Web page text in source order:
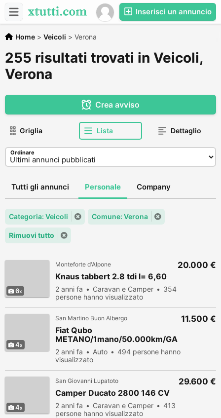
Inserisci un annuncio
Home > Veicoli > Verona
255 risultati trovati in Veicoli,
Verona
Crea avviso
Griglia Lista Dettaglio
Ordinare
Tutti gli annunci Personale Company
Categoria: Veicoli Comune: Verona
Rimuovi tutto
6
Monteforte d'Alpone
Knaus tabbert 2.8 tdi l= 6,60
2 anni fa Caravan e Camper
354
persone hanno visualizzato
20.000 €
4
San Martino Buon Albergo
Fiat Qubo
METANO/1mano/50.000km/GA
RANZIA
2 anni fa Auto
494 persone hanno
visualizzato
11.500 €
4
San Giovanni Lupatoto
Camper Ducato 2800 146 CV
2 anni fa Caravan e Camper
413
persone hanno visualizzato
29.600 €